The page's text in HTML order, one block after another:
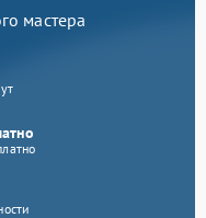
мастера